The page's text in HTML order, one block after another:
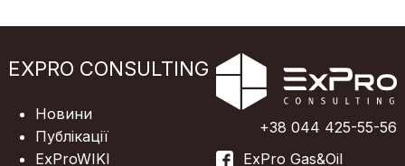
EXPRO CONSULTING
Новини
Публікації
ExProWIKI
+38 044 425-55-56
ExPro Gas&Oil